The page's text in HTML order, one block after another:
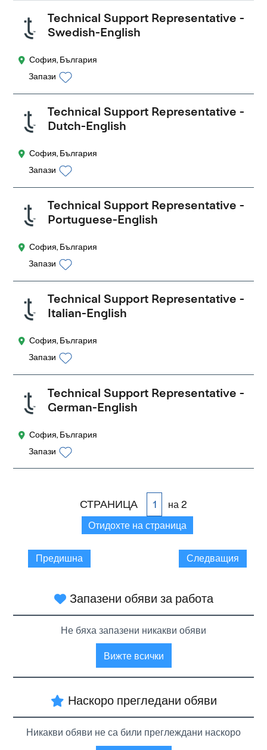
Technical Support Representative -
Swedish-English
София, България
Запази
Technical Support Representative -
Dutch-English
София, България
Запази
Technical Support Representative -
Portuguese-English
София, България
Запази
Technical Support Representative -
Italian-English
София, България
Запази
Technical Support Representative -
German-English
София, България
Запази
СТРАНИЦА
на 2
Отидохте на страница
Предишна Следващия
Запазени обяви за работа
Не бяха запазени никакви обяви
Вижте всички
Наскоро прегледани обяви
Никакви обяви не са били преглеждани наскоро